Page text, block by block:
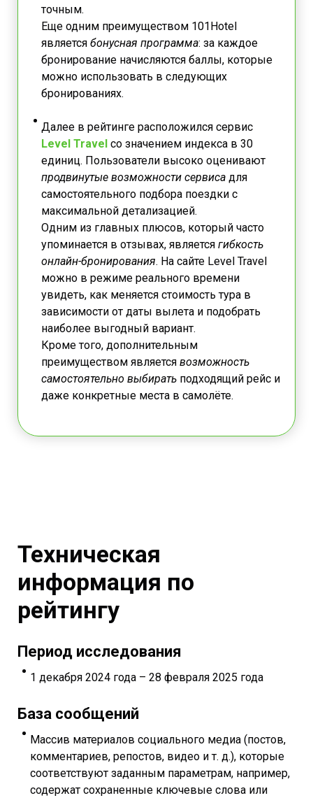
точным.
Еще одним преимуществом 101Hotel
является бонусная программа: за каждое
бронирование начисляются баллы, которые
можно использовать в следующих
бронированиях.
Далее в рейтинге расположился сервис
Level Travel со значением индекса в 30
единиц. Пользователи высоко оценивают
продвинутые возможности сервиса для
самостоятельного подбора поездки с
максимальной детализацией.
Одним из главных плюсов, который часто
упоминается в отзывах, является гибкость
онлайн-бронирования. На сайте Level Travel
можно в режиме реального времени
увидеть, как меняется стоимость тура в
зависимости от даты вылета и подобрать
наиболее выгодный вариант.
Кроме того, дополнительным
преимуществом является возможность
самостоятельно выбирать подходящий рейс и
даже конкретные места в самолёте.
Техническая
информация по
рейтингу
Период исследования
1 декабря 2024 года – 28 февраля 2025 года
База сообщений
Массив материалов социального медиа (постов,
комментариев, репостов, видео и т. д.), которые
соответствуют заданным параметрам, например,
содержат сохраненные ключевые слова или